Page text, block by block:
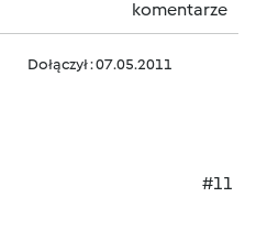
komentarze
Dołączył : 07.05.2011
#11